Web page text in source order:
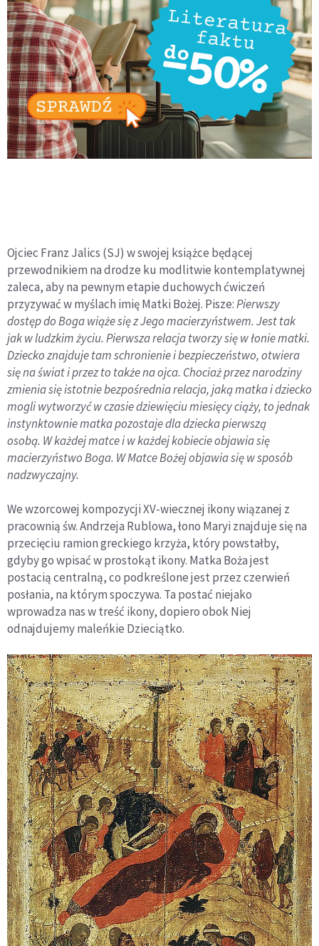
Ojciec Franz Jalics (SJ) w swojej książce będącej
przewodnikiem na drodze ku modlitwie kontemplatywnej
zaleca, aby na pewnym etapie duchowych ćwiczeń
przyzywać w myślach imię Matki Bożej. Pisze:Pierwszy
dostęp do Boga wiąże się z Jego macierzyństwem. Jest tak
jak w ludzkim życiu. Pierwsza relacja tworzy się w łonie matki.
Dziecko znajduje tam schronienie i bezpieczeństwo, otwiera
się na świat i przez to także na ojca. Chociaż przez narodziny
zmienia się istotnie bezpośrednia relacja, jaką matka i dziecko
mogli wytworzyć w czasie dziewięciu miesięcy ciąży, to jednak
instynktownie matka pozostaje dla dziecka pierwszą
osobą. W każdej matce i w każdej kobiecie objawia się
macierzyństwo Boga. W Matce Bożej objawia się w sposób
nadzwyczajny.
We wzorcowej kompozycji XV-wiecznej ikony wiązanej z
pracownią św. Andrzeja Rublowa, łono Maryi znajduje się na
przecięciu ramion greckiego krzyża, który powstałby,
gdyby go wpisać w prostokąt ikony. Matka Boża jest
postacią centralną, co podkreślone jest przez czerwień
posłania, na którym spoczywa. Ta postać niejako
wprowadza nas w treść ikony, dopiero obok Niej
odnajdujemy maleńkie Dzieciątko.